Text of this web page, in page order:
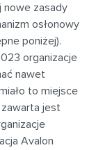
nowe zasady
osłonowy
poniżej).
organizacje
nawet
to miejsce
jest
Avalon